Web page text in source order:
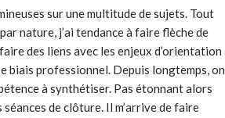
sur une multitude de sujets. Tout
nature, j’ai tendance à faire flèche de
des liens avec les enjeux d’orientation
biais professionnel. Depuis longtemps, on
à synthétiser. Pas étonnant alors
séances de clôture. Il m’arrive de faire